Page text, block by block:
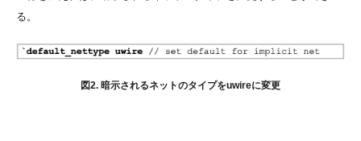
る。
図2. 暗示されるネットのタイプをuwireに変更